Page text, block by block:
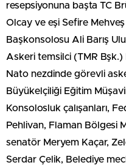
resepsiyonuna başta TC
Olcay ve eşi Sefire
Başkonsolosu Ali Barış
Askeri temsilci (TMR
Nato nezdinde görevli
Büyükelçiliği Eğitim
Konsolosluk çalışanları,
Pehlivan, Flaman Bölgesi
senatör Meryem Kaçar,
Serdar Çelik, Belediye